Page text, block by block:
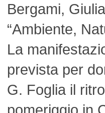
Bergami,
“Ambiente,
La
prevista per
G. Foglia il